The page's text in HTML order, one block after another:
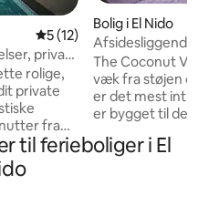
5 ud af 5 i gennemsnitlig
5 (12)
privat
rolige,
private
fra
ø-
udforske
Bolig i El Nido
Afsidesliggende
Nido
The Coconut
væk fra støjen og
er det mest
er bygget til
Ingen
til ferieboliger i El